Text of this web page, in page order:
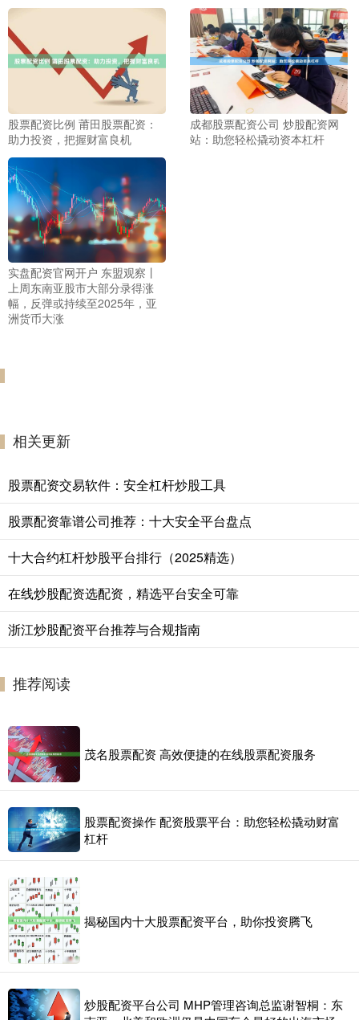
股票配资比例 莆田股票配资：
助力投资，把握财富良机
成都股票配资公司 炒股配资网
站：助您轻松撬动资本杠杆
实盘配资官网开户 东盟观察丨
上周东南亚股市大部分录得涨
幅，反弹或持续至2025年，亚
洲货币大涨
相关更新
股票配资交易软件：安全杠杆炒股工具
股票配资靠谱公司推荐：十大安全平台盘点
十大合约杠杆炒股平台排行（2025精选）
在线炒股配资选配资，精选平台安全可靠
浙江炒股配资平台推荐与合规指南
推荐阅读
茂名股票配资 高效便捷的在线股票配资服务
股票配资操作 配资股票平台：助您轻松撬动财富
杠杆
揭秘国内十大股票配资平台，助你投资腾飞
炒股配资平台公司 MHP管理咨询总监谢智桐：东